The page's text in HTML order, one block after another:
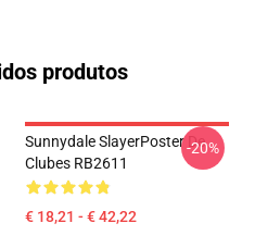
produtos
Sunnydale SlayerPoster De
Clubes RB2611
€ 18,21 - € 42,22
-20%